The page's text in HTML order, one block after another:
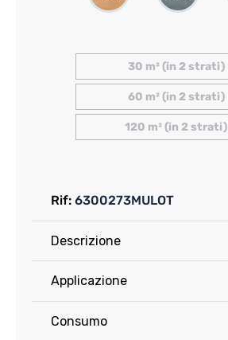
Rif: 6300273MULOT
Descrizione
Applicazione
Consumo
30 m² (in 2 strati)
60 m² (in 2 strati)
120 m² (in 2 strati)